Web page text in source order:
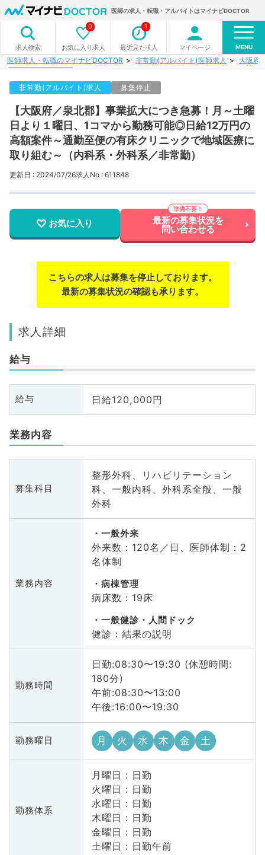
医師の求人・転職・アルバイトはマイナビDOCTOR
求人検索 お気に入り求人
0
最近見た求人
1
マイページ MENU
医師求人・転職のマイナビDOCTOR 非常勤(アルバイト)医師求人 大阪府
非常勤(アルバイト)求人 募集停止
【大阪府／泉北郡】事業拡大につき急募！月～土曜
日より１曜日、1コマから勤務可能◎日給12万円の
高額案件～通勤至便の有床クリニックで地域医療に
取り組む～（内科系・外科系／非常勤）
更新日 : 2024/07/26求人No : 611848
お気に入り 最新の募集状況を
問い合わせる
こちらの求人は募集を停止しております。
最新の募集状況の確認も承ります。
求人詳細
給与
給与 日給120,000円
業務内容
募集科目
整形外科、リハビリテーション
科、一般内科、外科系全般、一般
外科
業務内容
一般外来
外来数：120名／日、医師体制：2
名体制
病棟管理
病床数：19床
一般健診・人間ドック
健診：結果の説明
勤務時間
日勤:08:30〜19:30 (休憩時間:
180分)
午前:08:30〜13:00
午後:16:00〜19:30
勤務曜日 月 火 水 木 金 土
勤務体系
月曜日 : 日勤
火曜日 : 日勤
水曜日 : 日勤
木曜日 : 日勤
金曜日 : 日勤
土曜日 : 日勤午前